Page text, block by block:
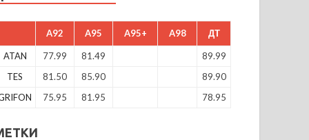
A92 A95 A95+ A98 ДТ
ATAN 77.99 81.49
89.99
TES
81.50 85.90
89.90
75.95 81.95 78.95